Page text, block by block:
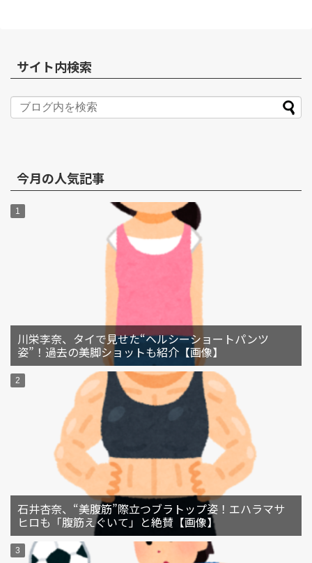
サイト内検索
今月の人気記事
川栄李奈、タイで見せた“ヘルシーショートパンツ
姿”！過去の美脚ショットも紹介【画像】
石井杏奈、“美腹筋”際立つブラトップ姿！エハラマサ
ヒロも「腹筋えぐいて」と絶賛【画像】